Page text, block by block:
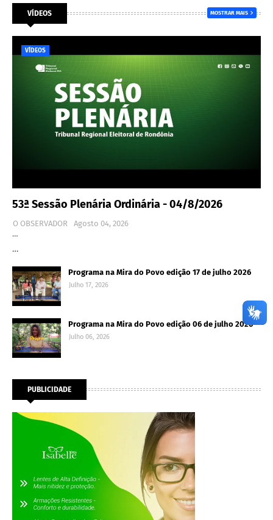
VÍDEOS MOSTRAR MAIS
VÍDEOS
53ª Sessão Plenária Ordinária - 04/8/2026
O OBSERVADOR
Agosto 04, 2026
…
…
Programa na Mira do Povo edição 17 de julho 2026
Julho 17, 2026
Programa na Mira do Povo edição 06 de julho 2026
Julho 06, 2026
PUBLICIDADE